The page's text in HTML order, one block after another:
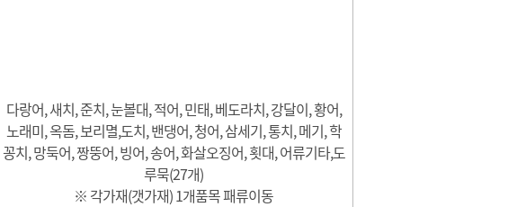
다랑어, 새치, 준치, 눈볼대, 적어, 민태, 베도라치, 강달이, 황어,
노래미, 옥돔, 보리멸,도치, 밴댕어, 청어, 삼세기, 통치, 메기, 학
꽁치, 망둑어, 짱뚱어, 빙어, 송어, 화살오징어, 횟대, 어류기타,도
루묵(27개)
※ 각가재(갯가재) 1개품목 패류이동